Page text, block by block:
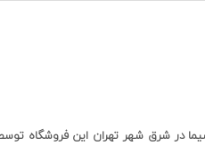
در شرق شهر تهران این فروشگاه